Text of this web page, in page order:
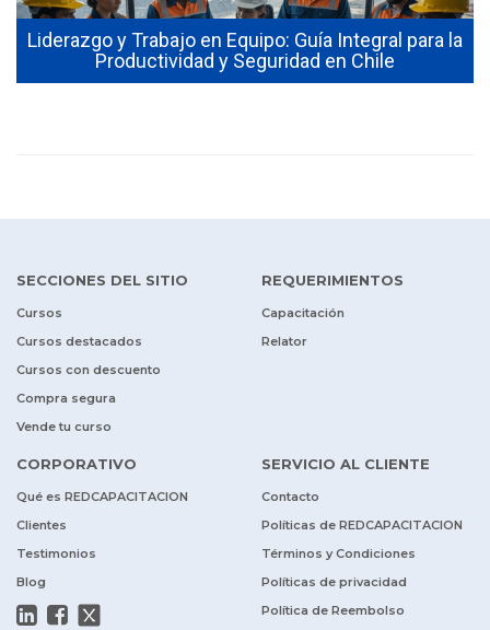
Liderazgo y Trabajo en Equipo: Guía Integral para la
Productividad y Seguridad en Chile
SECCIONES DEL SITIO
Cursos
Cursos destacados
Cursos con descuento
Compra segura
Vende tu curso
REQUERIMIENTOS
Capacitación
Relator
CORPORATIVO
Qué es REDCAPACITACION
Clientes
Testimonios
Blog
SERVICIO AL CLIENTE
Contacto
Políticas de REDCAPACITACION
Términos y Condiciones
Políticas de privacidad
Política de Reembolso